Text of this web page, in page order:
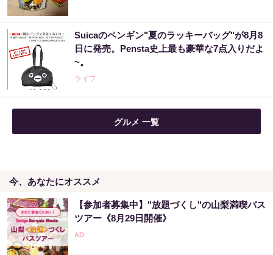
Suicaのペンギン"夏のラッキーバッグ"が8月8
日に発売。Pensta史上最も豪華な7点入りだよ
~。
ライフ
グルメ 一覧
今、あなたにオススメ
【参加者募集中】"放題づくし"の山梨満喫バス
ツアー《8月29日開催》